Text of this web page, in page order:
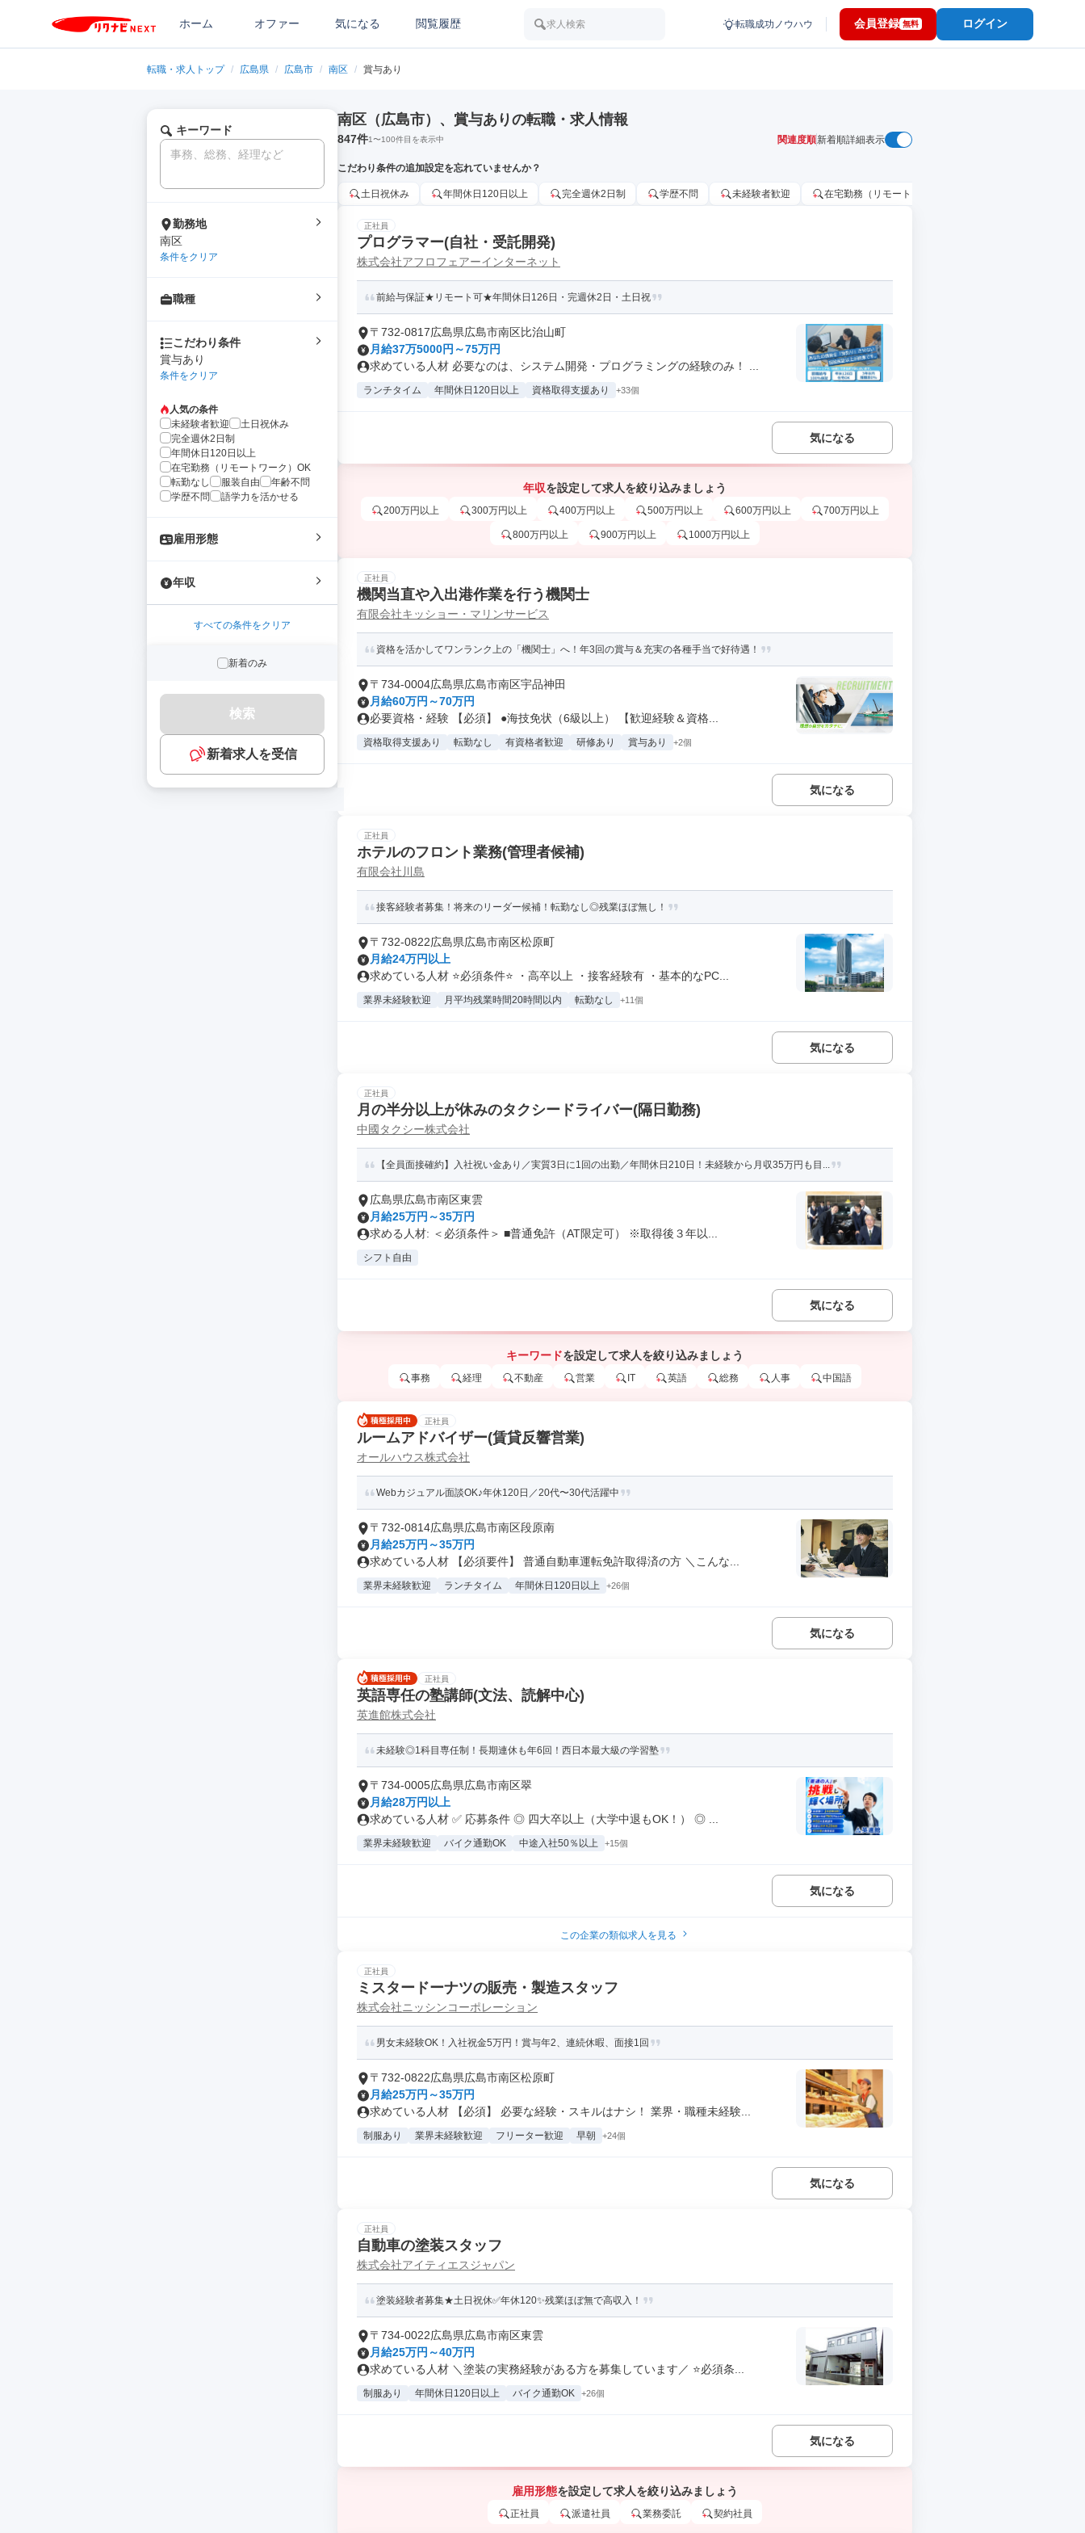
ホーム オファー 気になる 閲覧履歴 求人検索 転職成功ノウハウ 会員登録 無料 ログイン
転職・求人トップ / 広島県 / 広島市 / 南区 / 賞与あり
キーワード
勤務地
南区
条件をクリア
職種
こだわり条件
賞与あり
条件をクリア
人気の条件
未経験者歓迎
土日祝休み
完全週休2日制
年間休日120日以上
在宅勤務（リモートワーク）OK
転勤なし
服装自由
年齢不問
学歴不問
語学力を活かせる
雇用形態
年収
すべての条件をクリア
新着のみ
検索
新着求人を受信
南区（広島市）、賞与ありの転職・求人情報
847件1〜100件目を表示中 関連度順新着順詳細表示
こだわり条件の追加設定を忘れていませんか？
土日祝休み 年間休日120日以上 完全週休2日制 学歴不問 未経験者歓迎 在宅勤務（リモートワーク）OK
正社員
プログラマー(自社・受託開発)
株式会社アフロフェアーインターネット
前給与保証★リモート可★年間休日126日・完週休2日・土日祝
〒732-0817広島県広島市南区比治山町
月給37万5000円～75万円
求めている人材 必要なのは、システム開発・プログラミングの経験のみ！ ...
ランチタイム 年間休日120日以上 資格取得支援あり +33個
気になる
年収を設定して求人を絞り込みましょう
200万円以上 300万円以上 400万円以上 500万円以上 600万円以上 700万円以上
800万円以上 900万円以上 1000万円以上
正社員
機関当直や入出港作業を行う機関士
有限会社キッショー・マリンサービス
資格を活かしてワンランク上の「機関士」へ！年3回の賞与＆充実の各種手当で好待遇！
〒734-0004広島県広島市南区宇品神田
月給60万円～70万円
必要資格・経験 【必須】 ●海技免状（6級以上） 【歓迎経験＆資格...
資格取得支援あり 転勤なし 有資格者歓迎 研修あり 賞与あり +2個
気になる
正社員
ホテルのフロント業務(管理者候補)
有限会社川島
接客経験者募集！将来のリーダー候補！転勤なし◎残業ほぼ無し！
〒732-0822広島県広島市南区松原町
月給24万円以上
求めている人材 ⭐必須条件⭐ ・高卒以上 ・接客経験有 ・基本的なPC...
業界未経験歓迎 月平均残業時間20時間以内 転勤なし +11個
気になる
正社員
月の半分以上が休みのタクシードライバー(隔日勤務)
中國タクシー株式会社
【全員面接確約】入社祝い金あり／実質3日に1回の出勤／年間休日210日！未経験から月収35万円も目...
広島県広島市南区東雲
月給25万円～35万円
求める人材: ＜必須条件＞ ■普通免許（AT限定可） ※取得後３年以...
シフト自由
気になる
キーワードを設定して求人を絞り込みましょう
事務 経理 不動産 営業 IT 英語 総務 人事 中国語
正社員
ルームアドバイザー(賃貸反響営業)
オールハウス株式会社
Webカジュアル面談OK♪年休120日／20代〜30代活躍中
〒732-0814広島県広島市南区段原南
月給25万円～35万円
求めている人材 【必須要件】 普通自動車運転免許取得済の方 ＼こんな...
業界未経験歓迎 ランチタイム 年間休日120日以上 +26個
気になる
正社員
英語専任の塾講師(文法、読解中心)
英進館株式会社
未経験◎1科目専任制！長期連休も年6回！西日本最大級の学習塾
〒734-0005広島県広島市南区翠
月給28万円以上
求めている人材 ✅ 応募条件 ◎ 四大卒以上（大学中退もOK！） ◎ ...
業界未経験歓迎 バイク通勤OK 中途入社50％以上 +15個
気になる
この企業の類似求人を見る
正社員
ミスタードーナツの販売・製造スタッフ
株式会社ニッシンコーポレーション
男女未経験OK！入社祝金5万円！賞与年2、連続休暇、面接1回
〒732-0822広島県広島市南区松原町
月給25万円～35万円
求めている人材 【必須】 必要な経験・スキルはナシ！ 業界・職種未経験...
制服あり 業界未経験歓迎 フリーター歓迎 早朝 +24個
気になる
正社員
自動車の塗装スタッフ
株式会社アイティエスジャパン
塗装経験者募集★土日祝休✅年休120✨残業ほぼ無で高収入！
〒734-0022広島県広島市南区東雲
月給25万円～40万円
求めている人材 ＼塗装の実務経験がある方を募集しています／ ⭐必須条...
制服あり 年間休日120日以上 バイク通勤OK +26個
気になる
雇用形態を設定して求人を絞り込みましょう
正社員 派遣社員 業務委託 契約社員